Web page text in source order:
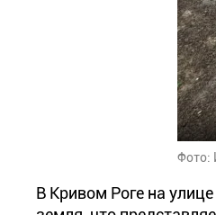
Фото:
В Кривом Роге на